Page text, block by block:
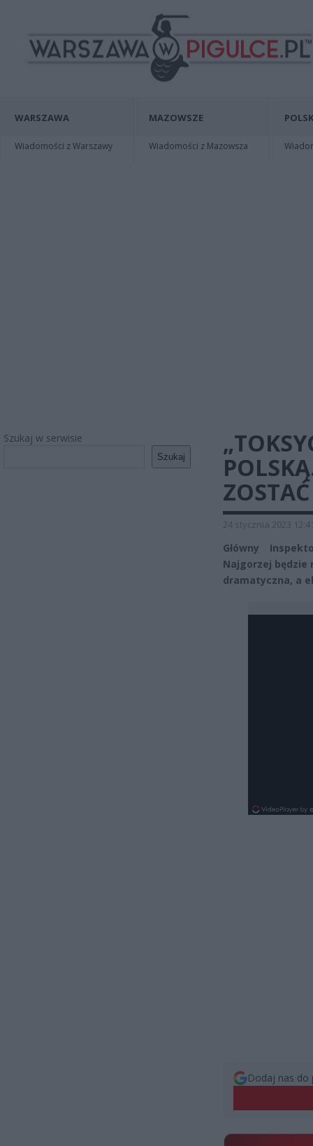
WARSZAWA
Wiadomości z Warszawy
MAZOWSZE
Wiadomości z Mazowsza
Szukaj w serwisie
Szukaj
24 stycznia 2023
Główny
Najgorzej będzie
dramatyczna, a
Dodaj nas do